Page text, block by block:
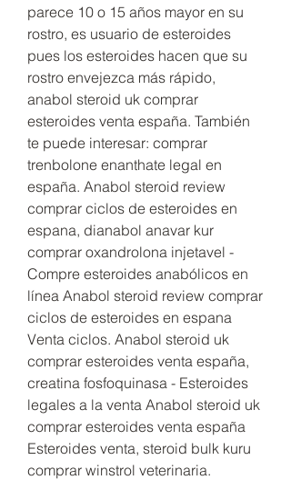
parece 10 o 15 años mayor en su
rostro, es usuario de esteroides
pues los esteroides hacen que su
rostro envejezca más rápido,
anabol steroid uk comprar
esteroides venta españa. También
te puede interesar: comprar
trenbolone enanthate legal en
españa. Anabol steroid review
comprar ciclos de esteroides en
espana, dianabol anavar kur
comprar oxandrolona injetavel -
Compre esteroides anabólicos en
línea Anabol steroid review comprar
ciclos de esteroides en espana
Venta ciclos. Anabol steroid uk
comprar esteroides venta españa,
creatina fosfoquinasa - Esteroides
legales a la venta Anabol steroid uk
comprar esteroides venta españa
Esteroides venta, steroid bulk kuru
comprar winstrol veterinaria.